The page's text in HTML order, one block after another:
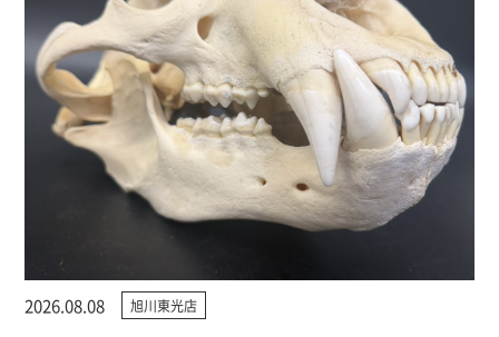
2026.08.08 旭川東光店